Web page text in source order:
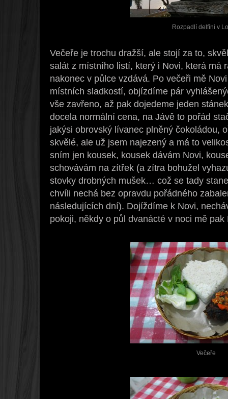
Rozpadlí delfíni v
Večeře je trochu dražší, ale stojí za to,
salát z místního listí, který i Novi, která má
nakonec v půlce vzdává. Po večeři mě
místních sladkostí, objízdíme pár
vše zavřeno, až pak dojedeme jeden
docela normální cena, na Jávě to pořád
jakýsi obrovský lívanec plněný čokoládou,
skvělé, ale už jsem najezený a má to
sním jen kousek, kousek dávám Novi,
schovávám na zítřek (a zítra bohužel
stovky drobných mušek… což se tady
chvíli nechá bez opravdu pořádného
následujících dní). Dojíždíme k Novi,
pokoji, někdy o půl dvanácté v noci mě
Večeře